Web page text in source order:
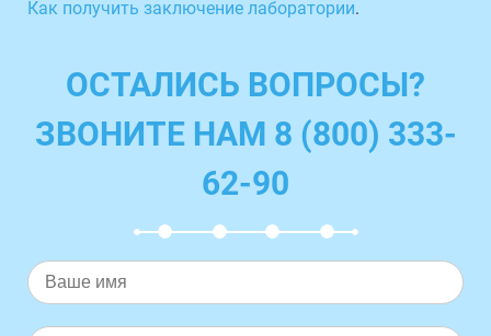
Как получить заключение лаборатории.
ОСТАЛИСЬ ВОПРОСЫ?
ЗВОНИТЕ НАМ 8 (800) 333-
62-90